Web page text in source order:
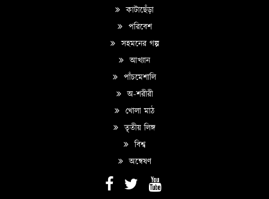
কাটাছেঁড়া
পরিবেশ
সহমনের গল্প
আখ্যান
পাঁচমেশালি
অ-শরীরী
খোলা মাঠ
তৃতীয় লিঙ্গ
বিশ্ব
অন্বেষণ